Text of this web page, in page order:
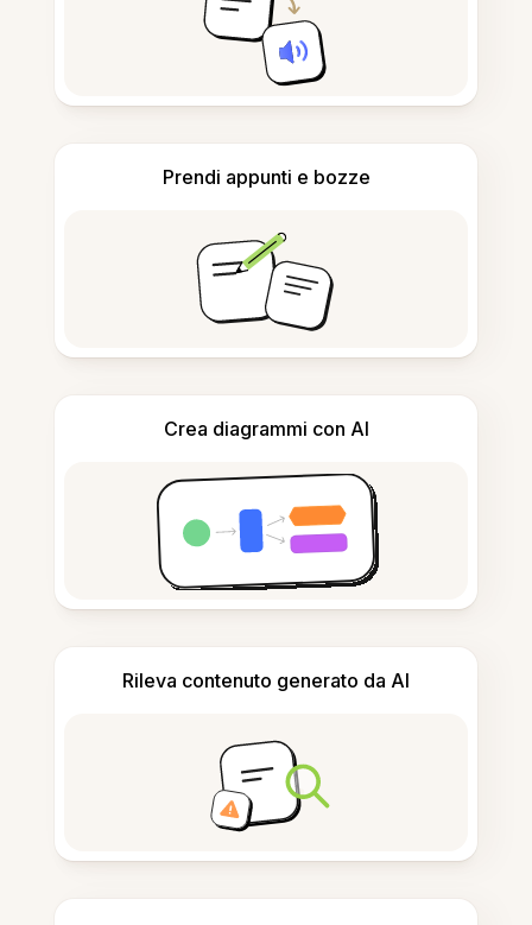
Prendi appunti e bozze
Crea diagrammi con AI
Rileva contenuto generato da AI